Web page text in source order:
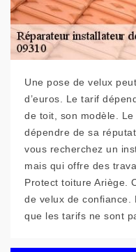
Une pose de velux
d’euros. Le tarif
de toit, son modèle.
dépendre de sa
vous recherchez un
mais qui offre des
Protect toiture Ariège.
de velux de confiance.
que les tarifs ne sont